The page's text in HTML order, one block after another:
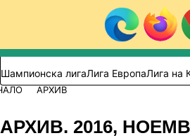
Към съдържанието
Търси в
Шампионска лигаЛига ЕвропаЛига на
АРХИВ
АРХИВ. 2016,